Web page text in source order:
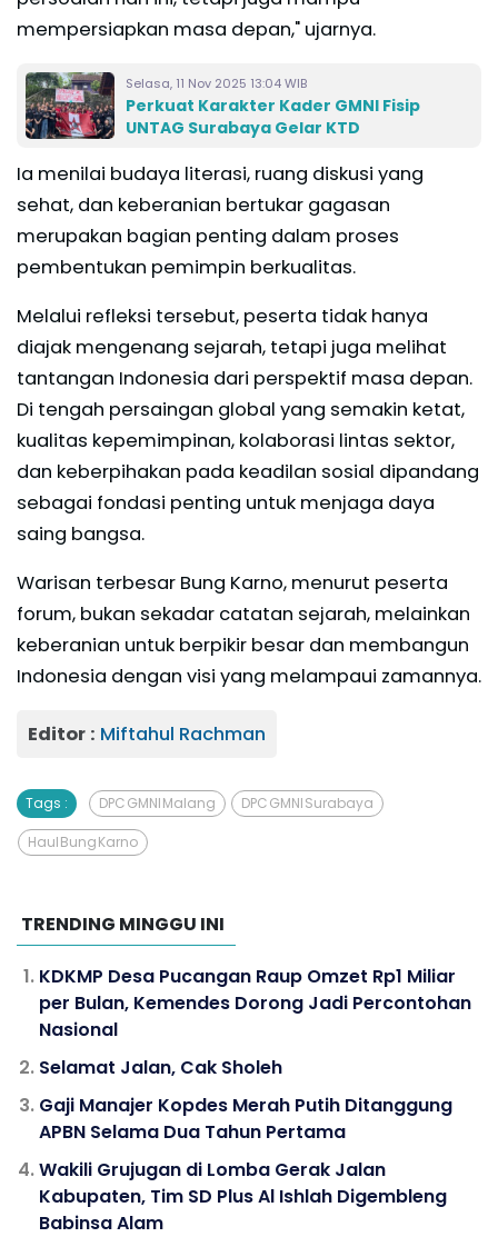
mempersiapkan masa depan," ujarnya.
Selasa, 11 Nov 2025 13:04 WIB
Perkuat Karakter Kader GMNI Fisip
UNTAG Surabaya Gelar KTD
Ia menilai budaya literasi, ruang diskusi yang
sehat, dan keberanian bertukar gagasan
merupakan bagian penting dalam proses
pembentukan pemimpin berkualitas.
Melalui refleksi tersebut, peserta tidak hanya
diajak mengenang sejarah, tetapi juga melihat
tantangan Indonesia dari perspektif masa depan.
Di tengah persaingan global yang semakin ketat,
kualitas kepemimpinan, kolaborasi lintas sektor,
dan keberpihakan pada keadilan sosial dipandang
sebagai fondasi penting untuk menjaga daya
saing bangsa.
Warisan terbesar Bung Karno, menurut peserta
forum, bukan sekadar catatan sejarah, melainkan
keberanian untuk berpikir besar dan membangun
Indonesia dengan visi yang melampaui zamannya.
Editor : Miftahul Rachman
Tags : DPC GMNI Malang DPC GMNI Surabaya
Haul Bung Karno
TRENDING MINGGU INI
KDKMP Desa Pucangan Raup Omzet Rp1 Miliar
per Bulan, Kemendes Dorong Jadi Percontohan
Nasional
Selamat Jalan, Cak Sholeh
Gaji Manajer Kopdes Merah Putih Ditanggung
APBN Selama Dua Tahun Pertama
Wakili Grujugan di Lomba Gerak Jalan
Kabupaten, Tim SD Plus Al Ishlah Digembleng
Babinsa Alam